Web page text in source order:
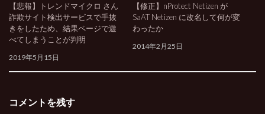
【悲報】トレンドマイクロ さん
詐欺サイト検出サービスで手抜
きをしたため、結果ページで遊
べてしまうことが判明
2019年5月15日
【修正】nProtect Netizen が
SaAT Netizen に改名して何が変
わったか
2014年2月25日
コメントを残す